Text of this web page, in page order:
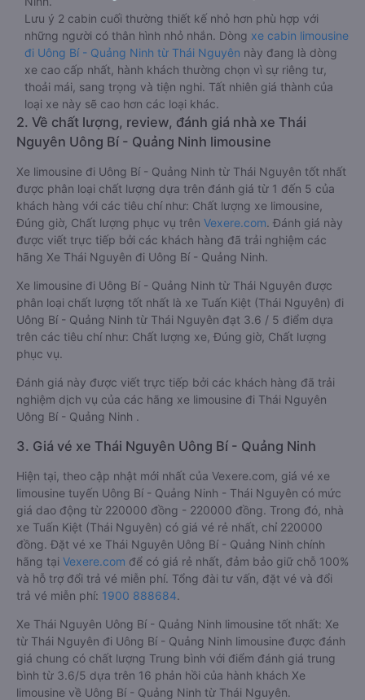
Lưu ý 2 cabin cuối thường thiết kế nhỏ hơn phù hợp với
những người có thân hình nhỏ nhắn. Dòng xe cabin limousine
đi Uông Bí - Quảng Ninh từ Thái Nguyên này đang là dòng
xe cao cấp nhất, hành khách thường chọn vì sự riêng tư,
thoải mái, sang trọng và tiện nghi. Tất nhiên giá thành của
loại xe này sẽ cao hơn các loại khác.
2. Về chất lượng, review, đánh giá nhà xe Thái
Nguyên Uông Bí - Quảng Ninh limousine
Xe limousine đi Uông Bí - Quảng Ninh từ Thái Nguyên tốt nhất
được phân loại chất lượng dựa trên đánh giá từ 1 đến 5 của
khách hàng với các tiêu chí như: Chất lượng xe limousine,
Đúng giờ, Chất lượng phục vụ trên Vexere.com. Đánh giá này
được viết trực tiếp bởi các khách hàng đã trải nghiệm các
hãng Xe Thái Nguyên đi Uông Bí - Quảng Ninh.
Xe limousine đi Uông Bí - Quảng Ninh từ Thái Nguyên được
phân loại chất lượng tốt nhất là xe Tuấn Kiệt (Thái Nguyên) đi
Uông Bí - Quảng Ninh từ Thái Nguyên đạt 3.6 / 5 điểm dựa
trên các tiêu chí như: Chất lượng xe, Đúng giờ, Chất lượng
phục vụ.
Đánh giá này được viết trực tiếp bởi các khách hàng đã trải
nghiệm dịch vụ của các hãng xe limousine đi Thái Nguyên
Uông Bí - Quảng Ninh .
3. Giá vé xe Thái Nguyên Uông Bí - Quảng Ninh
Hiện tại, theo cập nhật mới nhất của Vexere.com, giá vé xe
limousine tuyến Uông Bí - Quảng Ninh - Thái Nguyên có mức
giá dao động từ 220000 đồng - 220000 đồng. Trong đó, nhà
xe Tuấn Kiệt (Thái Nguyên) có giá vé rẻ nhất, chỉ 220000
đồng. Đặt vé xe Thái Nguyên Uông Bí - Quảng Ninh chính
hãng tại Vexere.com để có giá rẻ nhất, đảm bảo giữ chỗ 100%
và hỗ trợ đổi trả vé miễn phí. Tổng đài tư vấn, đặt vé và đổi
trả vé miễn phí: 1900 888684.
Xe Thái Nguyên Uông Bí - Quảng Ninh limousine tốt nhất: Xe
từ Thái Nguyên đi Uông Bí - Quảng Ninh limousine được đánh
giá chung có chất lượng Trung bình với điểm đánh giá trung
bình từ 3.6/5 dựa trên 16 phản hồi của hành khách Xe
limousine về Uông Bí - Quảng Ninh từ Thái Nguyên.